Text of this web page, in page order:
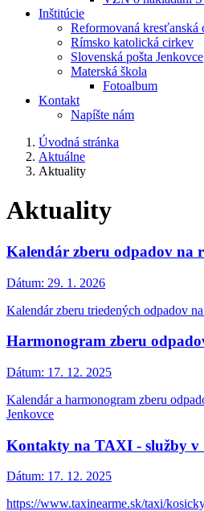
Inštitúcie
Reformovaná kresťanská
Rímsko katolická cirkev
Slovenská pošta Jenkovce
Materská škola
Fotoalbum
Kontakt
Napíšte nám
Úvodná stránka
Aktuálne
Aktuality
Aktuality
Kalendár zberu odpadov na
Dátum: 29. 1. 2026
Kalendár zberu triedených odpadov
Harmonogram zberu
Dátum: 17. 12. 2025
Kalendár a harmonogram zberu
Jenkovce
Kontakty na TAXI - služby v
Dátum: 17. 12. 2025
https://www.taxinearme.sk/taxi/